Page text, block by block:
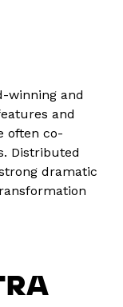
winning and
and
often co-
Distributed
dramatic